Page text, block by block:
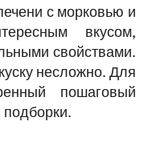
с морковью и
вкусом,
свойствами.
несложно. Для
пошаговый